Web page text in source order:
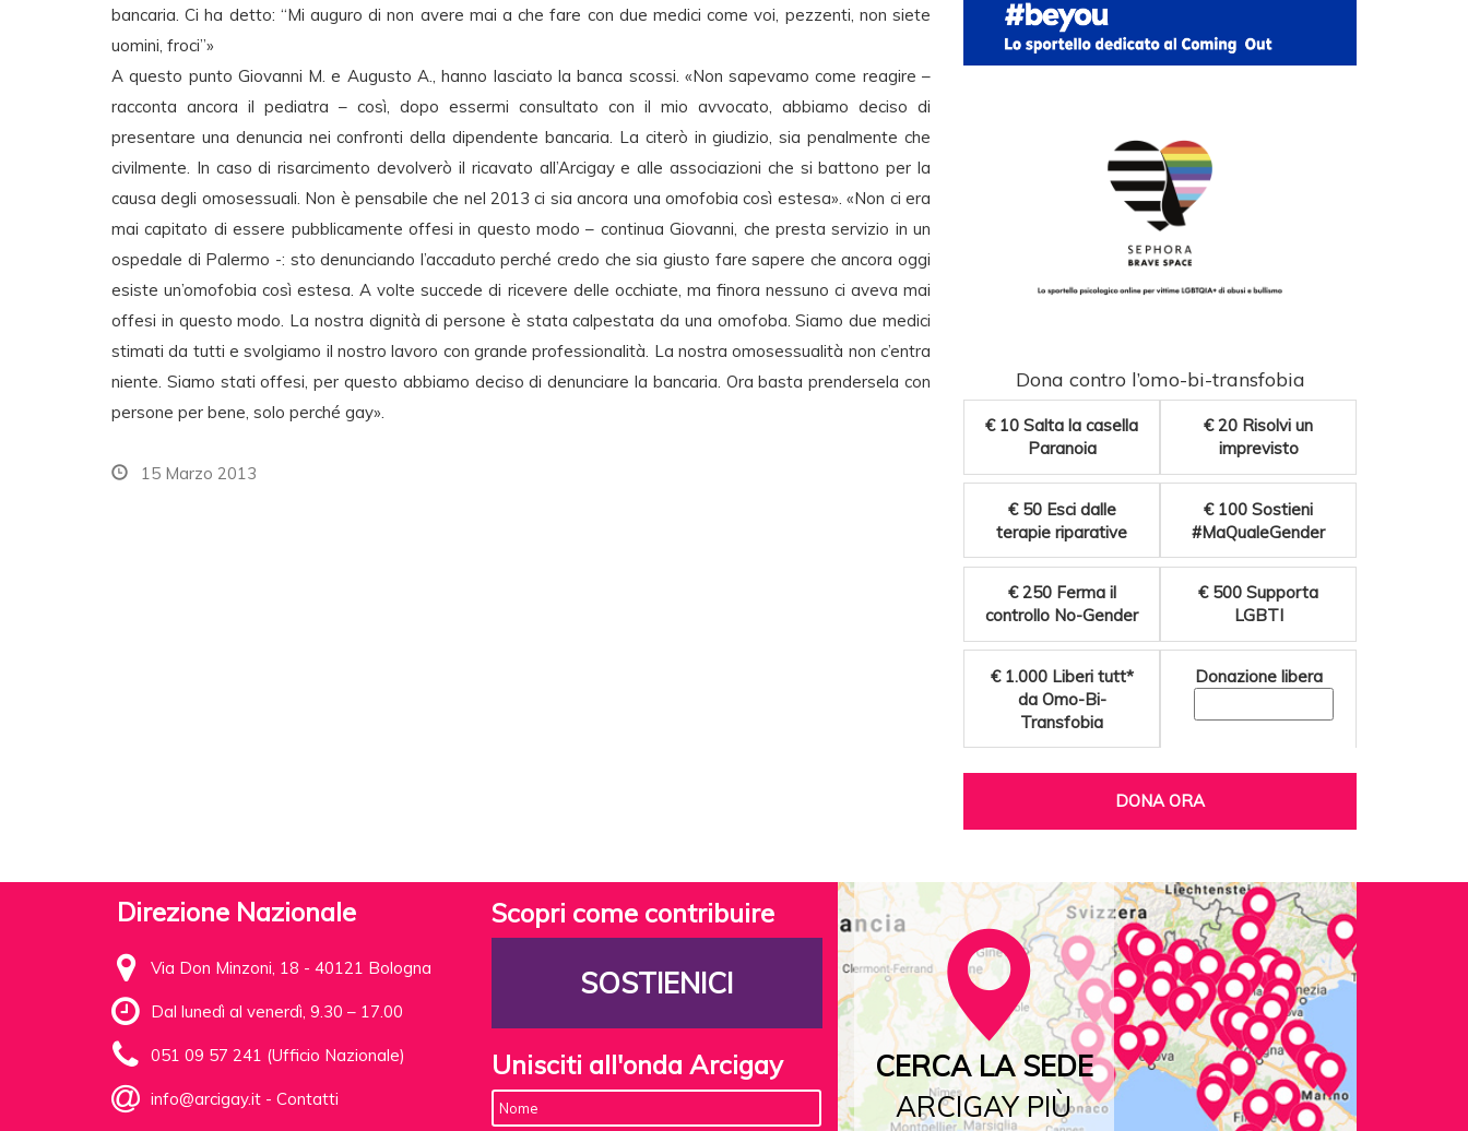
bancaria. Ci ha detto: “Mi auguro di non avere mai a che fare con due medici come voi, pezzenti, non siete
uomini, froci”»
A questo punto Giovanni M. e Augusto A., hanno lasciato la banca scossi. «Non sapevamo come reagire –
racconta ancora il pediatra – così, dopo essermi consultato con il mio avvocato, abbiamo deciso di
presentare una denuncia nei confronti della dipendente bancaria. La citerò in giudizio, sia penalmente che
civilmente. In caso di risarcimento devolverò il ricavato all’Arcigay e alle associazioni che si battono per la
causa degli omosessuali. Non è pensabile che nel 2013 ci sia ancora una omofobia così estesa». «Non ci era
mai capitato di essere pubblicamente offesi in questo modo – continua Giovanni, che presta servizio in un
ospedale di Palermo -: sto denunciando l’accaduto perché credo che sia giusto fare sapere che ancora oggi
esiste un’omofobia così estesa. A volte succede di ricevere delle occhiate, ma finora nessuno ci aveva mai
offesi in questo modo. La nostra dignità di persone è stata calpestata da una omofoba. Siamo due medici
stimati da tutti e svolgiamo il nostro lavoro con grande professionalità. La nostra omosessualità non c’entra
niente. Siamo stati offesi, per questo abbiamo deciso di denunciare la bancaria. Ora basta prendersela con
persone per bene, solo perché gay».
15 Marzo 2013
Dona contro l’omo-bi-transfobia
€ 10 Salta la casella
Paranoia
€ 20 Risolvi un
imprevisto
€ 50 Esci dalle
terapie riparative
€ 100 Sostieni
#MaQualeGender
€ 250 Ferma il
controllo No-Gender
€ 500 Supporta
LGBTI
€ 1.000 Liberi tutt*
da Omo-Bi-
Transfobia
Donazione libera
DONA ORA
Direzione Nazionale
Via Don Minzoni, 18 - 40121 Bologna
Dal lunedì al venerdì, 9.30 – 17.00
051 09 57 241 (Ufficio Nazionale)
info@arcigay.it - Contatti
Scopri come contribuire
SOSTIENICI
Unisciti all'onda Arcigay
CERCA LA SEDE
ARCIGAY PIÙ